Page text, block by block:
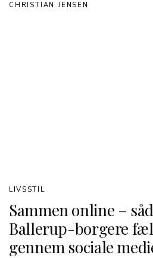
CHRISTIAN JENSEN
Sammen online –
Ballerup-borgere
gennem sociale
LIVSSTIL